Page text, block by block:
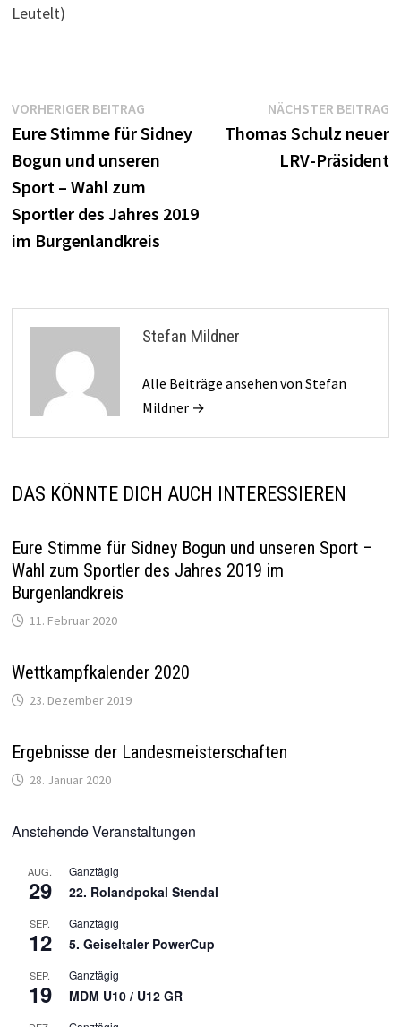
Leutelt)
Beitragsnavigation
VORHERIGER BEITRAGVorheriger
Beitrag:
Eure Stimme für Sidney
Bogun und unseren
Sport – Wahl zum
Sportler des Jahres 2019
im Burgenlandkreis
NÄCHSTER BEITRAG
Thomas Schulz neuer
LRV-Präsident
Stefan Mildner
Alle Beiträge ansehen von Stefan
Mildner →
DAS KÖNNTE DICH AUCH INTERESSIEREN
Eure Stimme für Sidney Bogun und unseren Sport –
Wahl zum Sportler des Jahres 2019 im
Burgenlandkreis
11. Februar 2020
Wettkampfkalender 2020
23. Dezember 2019
Ergebnisse der Landesmeisterschaften
28. Januar 2020
Anstehende Veranstaltungen
AUG.
29
Ganztägig
22. Rolandpokal Stendal
SEP.
12
Ganztägig
5. Geiseltaler PowerCup
SEP.
19
Ganztägig
MDM U10 / U12 GR